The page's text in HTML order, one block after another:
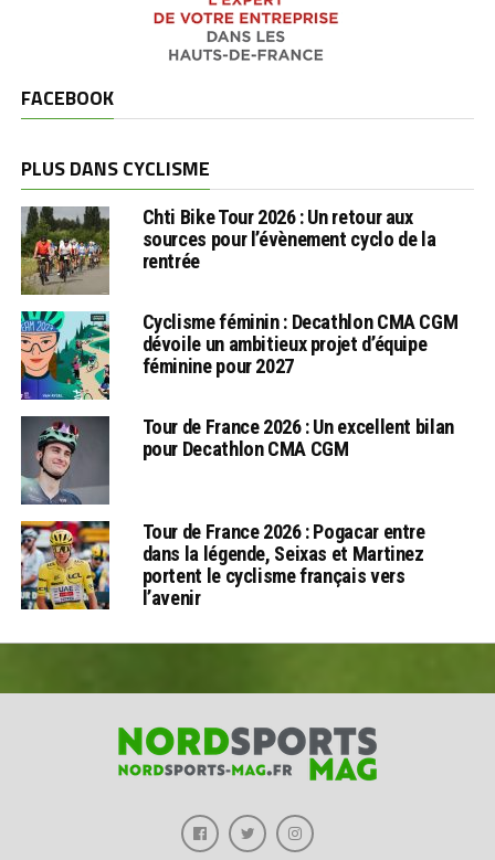
FACEBOOK
PLUS DANS CYCLISME
Chti Bike Tour 2026 : Un retour aux
sources pour l’évènement cyclo de la
rentrée
Cyclisme féminin : Decathlon CMA CGM
dévoile un ambitieux projet d’équipe
féminine pour 2027
Tour de France 2026 : Un excellent bilan
pour Decathlon CMA CGM
Tour de France 2026 : Pogacar entre
dans la légende, Seixas et Martinez
portent le cyclisme français vers
l’avenir